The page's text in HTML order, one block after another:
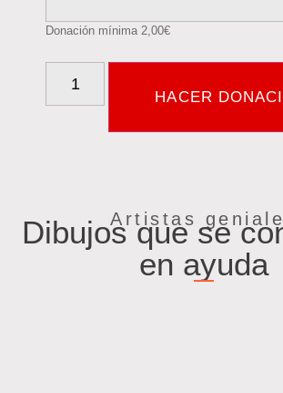
Donación mínima 2,00€
HACER
Artistas
Dibujos que se
en ayuda